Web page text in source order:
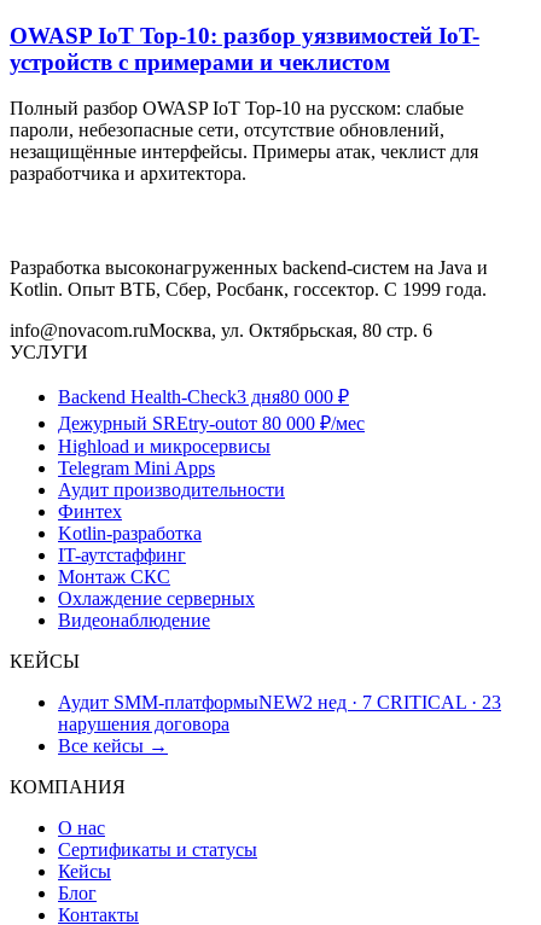
OWASP IoT Top-10: разбор уязвимостей IoT-
устройств с примерами и чеклистом
Полный разбор OWASP IoT Top-10 на русском: слабые
пароли, небезопасные сети, отсутствие обновлений,
незащищённые интерфейсы. Примеры атак, чеклист для
разработчика и архитектора.
Разработка высоконагруженных backend-систем на Java и
Kotlin. Опыт ВТБ, Сбер, Росбанк, госсектор. С 1999 года.
info@novacom.ruМосква, ул. Октябрьская, 80 стр. 6
УСЛУГИ
Backend Health-Check3 дня80 000 ₽
Дежурный SREtry-outот 80 000 ₽/мес
Highload и микросервисы
Telegram Mini Apps
Аудит производительности
Финтех
Kotlin-разработка
IT-аутстаффинг
Монтаж СКС
Охлаждение серверных
Видеонаблюдение
КЕЙСЫ
Аудит SMM-платформыNEW2 нед · 7 CRITICAL · 23
нарушения договора
Все кейсы →
КОМПАНИЯ
О нас
Сертификаты и статусы
Кейсы
Блог
Контакты